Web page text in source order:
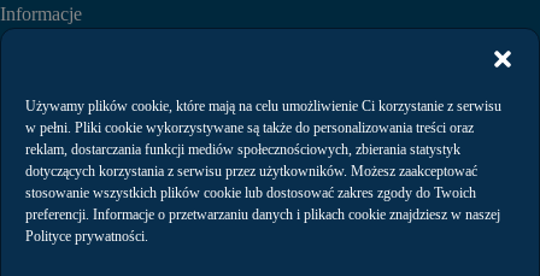
Używamy plików cookie, które mają na celu umożliwienie Ci korzystanie z serwisu
w pełni. Pliki cookie wykorzystywane są także do personalizowania treści oraz
reklam, dostarczania funkcji mediów społecznościowych, zbierania statystyk
dotyczących korzystania z serwisu przez użytkowników. Możesz zaakceptować
stosowanie wszystkich plików cookie lub dostosować zakres zgody do Twoich
preferencji. Informacje o przetwarzaniu danych i plikach cookie znajdziesz w naszej
Polityce prywatności.
Informacje
Wynajem
Regulaminy
Polityka prywatności
Kontakt